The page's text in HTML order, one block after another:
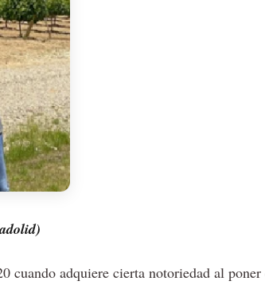
cuando adquiere cierta notoriedad al